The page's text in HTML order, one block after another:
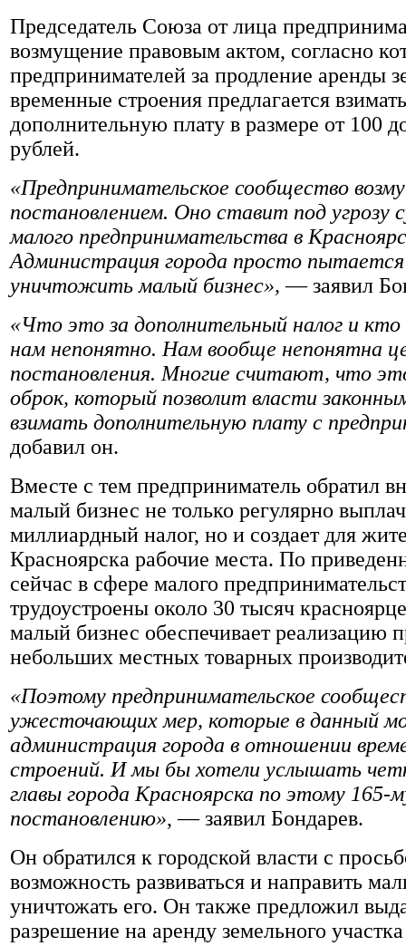
Председатель Союза от лица
возмущение правовым актом, согласно
предпринимателей за продление аренды
временные строения предлагается взимать
дополнительную плату в размере от 100
рублей.
«Предпринимательское сообщество
постановлением. Оно ставит под угрозу
малого предпринимательства в
Администрация города просто
уничтожить малый бизнес»,— заявил
«Что это за дополнительный налог и кто
нам непонятно. Нам вообще непонятна
постановления. Многие считают, что
оброк, который позволит власти
взимать дополнительную плату с
добавил он.
Вместе с тем предприниматель обратил
малый бизнес не только регулярно
миллиардный налог, но и создает для
Красноярска рабочие места. По
сейчас в сфере малого
трудоустроены около 30 тысяч
малый бизнес обеспечивает реализацию
небольших местных товарных
«Поэтому предпринимательское
ужесточающих мер, которые в данный
администрация города в отношении
строений. И мы бы хотели услышать
главы города Красноярска по этому 165-
постановлению», — заявил Бондарев.
Он обратился к городской власти с
возможность развиваться и направить
уничтожать его. Он также предложил
разрешение на аренду земельного